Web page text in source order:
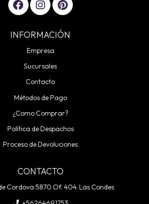
INFORMACIÓN
Empresa
Sucursales
Contacto
Métodos de Pago
¿Como Comprar?
Política de Despachos
Proceso de Devoluciones
CONTACTO
Cordova 5870 Of. 404. Las Condes